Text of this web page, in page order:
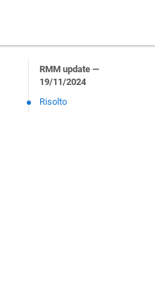
RMM update —
19/11/2024
Risolto